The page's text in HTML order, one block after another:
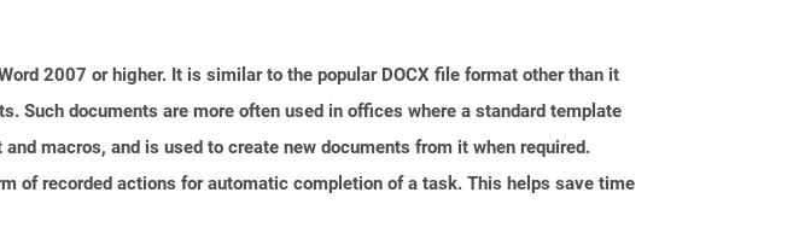
2007 or higher. It is similar to the popular DOCX file format other than it
Such documents are more often used in offices where a standard template
macros, and is used to create new documents from it when required.
of recorded actions for automatic completion of a task. This helps save time